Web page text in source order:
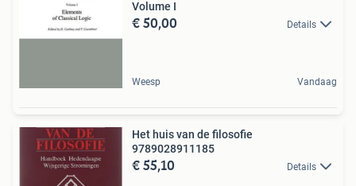
Volume I
€ 50,00 Details
Weesp Vandaag
Het huis van de filosofie
9789028911185
€ 55,10 Details